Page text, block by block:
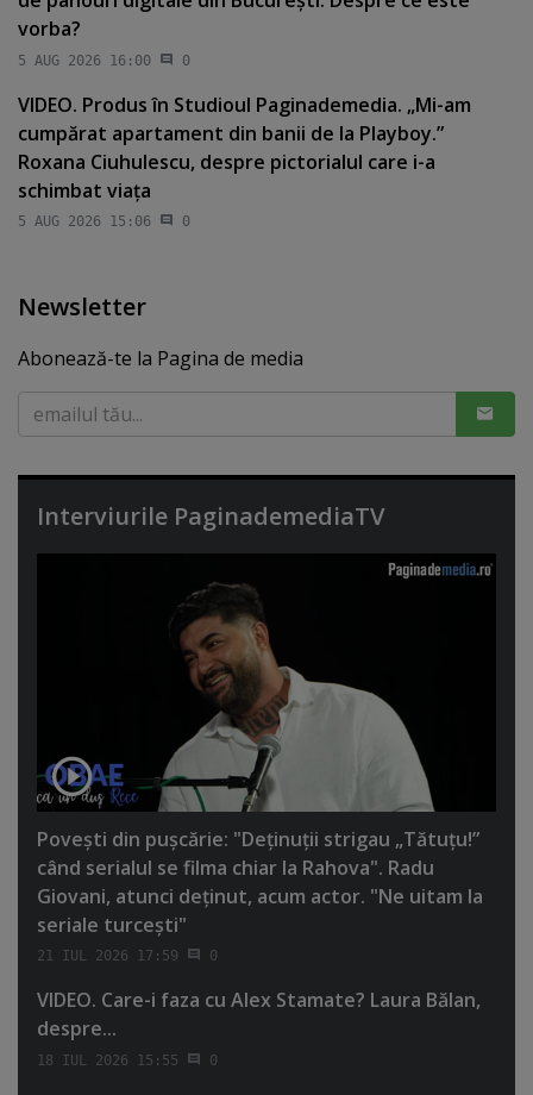
vorba?
5 AUG 2026 16:00 0
VIDEO. Produs în Studioul Paginademedia. „Mi-am
cumpărat apartament din banii de la Playboy.”
Roxana Ciuhulescu, despre pictorialul care i-a
schimbat viaţa
5 AUG 2026 15:06 0
Newsletter
Abonează-te la Pagina de media
Interviurile PaginademediaTV
Poveşti din puşcărie: "Deţinuţii strigau „Tătuţu!”
când serialul se filma chiar la Rahova". Radu
Giovani, atunci deţinut, acum actor. "Ne uitam la
seriale turceşti"
21 IUL 2026 17:59 0
VIDEO. Care-i faza cu Alex Stamate? Laura Bălan,
despre...
18 IUL 2026 15:55 0